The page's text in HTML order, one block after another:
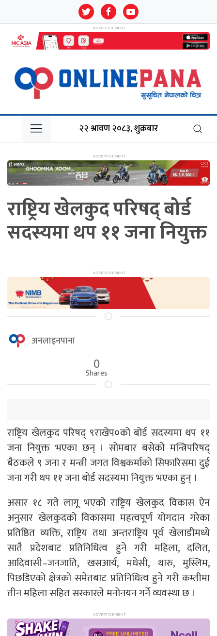
२२ श्रावण २०८३, शुक्रबार
राष्ट्रिय खेलकुद परिषद् बोर्ड
सदस्यमा थप ११ जना नियुक्त
अनलाइनपाना
0
Shares
राष्ट्रिय खेलकुद परिषद् ९राखेप०को बोर्ड सदस्यमा थप ११
जना नियुक्त भएका छन् । सोमबार बसेको मन्त्रिपरिषद्
बैठकले ९ जना र मन्त्री जगत विश्वकर्माको सिफारिसमा दुई
जना गरी थप ११ जना बोर्ड सदस्यमा नियुक्त भएका हुन् ।
असार १८ गते लागू भएको राष्ट्रिय खेलकुद विकास ऐन
अनुसार खेलकुदको विकासमा महत्वपूर्ण योगदान गरेका
प्रतिष्ठित व्यक्ति, राष्ट्रिय तथा अन्तराष्ट्रिय पूर्व खेलाडीमध्ये
सातै प्रदेशबाट प्रतिनिधित्व हुने गरी महिला, दलित,
आदिवासी–जनजाति, खसआर्य, मधेसी, थारु, मुस्लिम,
पिछडिएको क्षेत्रको समेतबाट प्रतिनिधित्व हुने गरी कम्तीमा
तीन महिला सहित सरकारले मनोनयन गर्ने व्यवस्था छ ।